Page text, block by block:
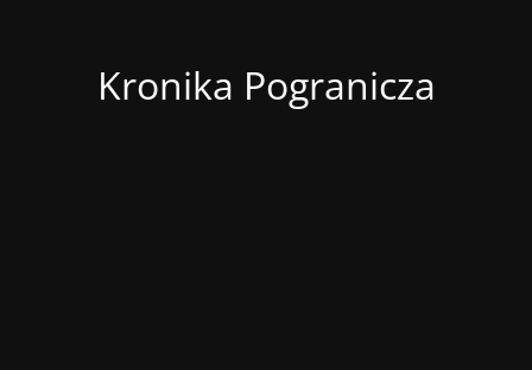
Kronika Pogranicza